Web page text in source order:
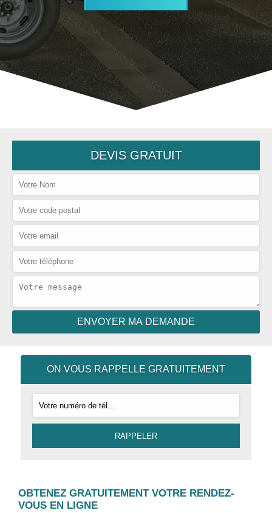
DEVIS GRATUIT
ON VOUS RAPPELLE GRATUITEMENT
OBTENEZ GRATUITEMENT VOTRE RENDEZ-
VOUS EN LIGNE